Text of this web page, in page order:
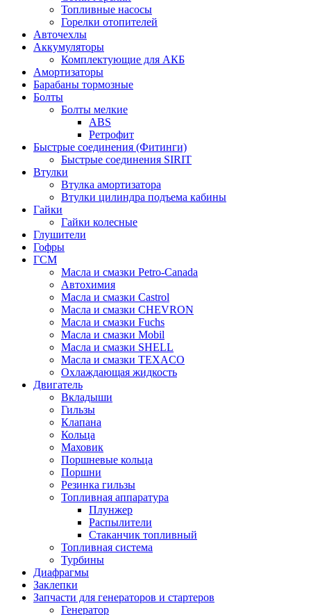
Топливные насосы
Горелки отопителей
Авточехлы
Аккумуляторы
Комплектующие для АКБ
Амортизаторы
Барабаны тормозные
Болты
Болты мелкие
ABS
Ретрофит
Быстрые соединения (Фитинги)
Быстрые соединения SIRIT
Втулки
Втулка амортизатора
Втулки цилиндра подъема кабины
Гайки
Гайки колесные
Глушители
Гофры
ГСМ
Масла и смазки Petro-Canada
Автохимия
Масла и смазки Castrol
Масла и смазки CHEVRON
Масла и смазки Fuchs
Масла и смазки Mobil
Масла и смазки SHELL
Масла и смазки TEXACO
Охлаждающая жидкость
Двигатель
Вкладыши
Гильзы
Клапана
Кольца
Маховик
Поршневые кольца
Поршни
Резинка гильзы
Топливная аппаратура
Плунжер
Распылители
Стаканчик топливный
Топливная система
Турбины
Диафрагмы
Заклепки
Запчасти для генераторов и стартеров
Генератор